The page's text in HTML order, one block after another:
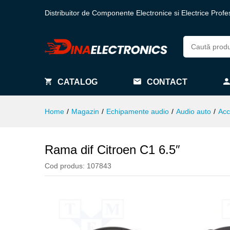
Distribuitor de Componente Electronice si Electrice
CATALOG CONTACT
Home / Magazin / Echipamente audio / Audio auto /
Rama dif Citroen C1 6.5″
Cod produs: 107843